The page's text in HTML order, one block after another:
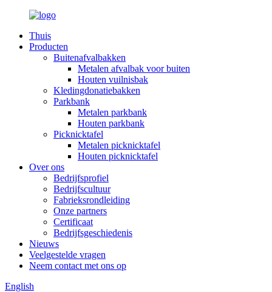
Thuis
Producten
Buitenafvalbakken
Metalen afvalbak voor buiten
Houten vuilnisbak
Kledingdonatiebakken
Parkbank
Metalen parkbank
Houten parkbank
Picknicktafel
Metalen picknicktafel
Houten picknicktafel
Over ons
Bedrijfsprofiel
Bedrijfscultuur
Fabrieksrondleiding
Onze partners
Certificaat
Bedrijfsgeschiedenis
Nieuws
Veelgestelde vragen
Neem contact met ons op
English